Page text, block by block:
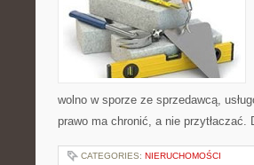
wolno w sporze ze sprzedawcą,
prawo ma chronić, a nie
CATEGORIES: NIERUCHOMOŚCI